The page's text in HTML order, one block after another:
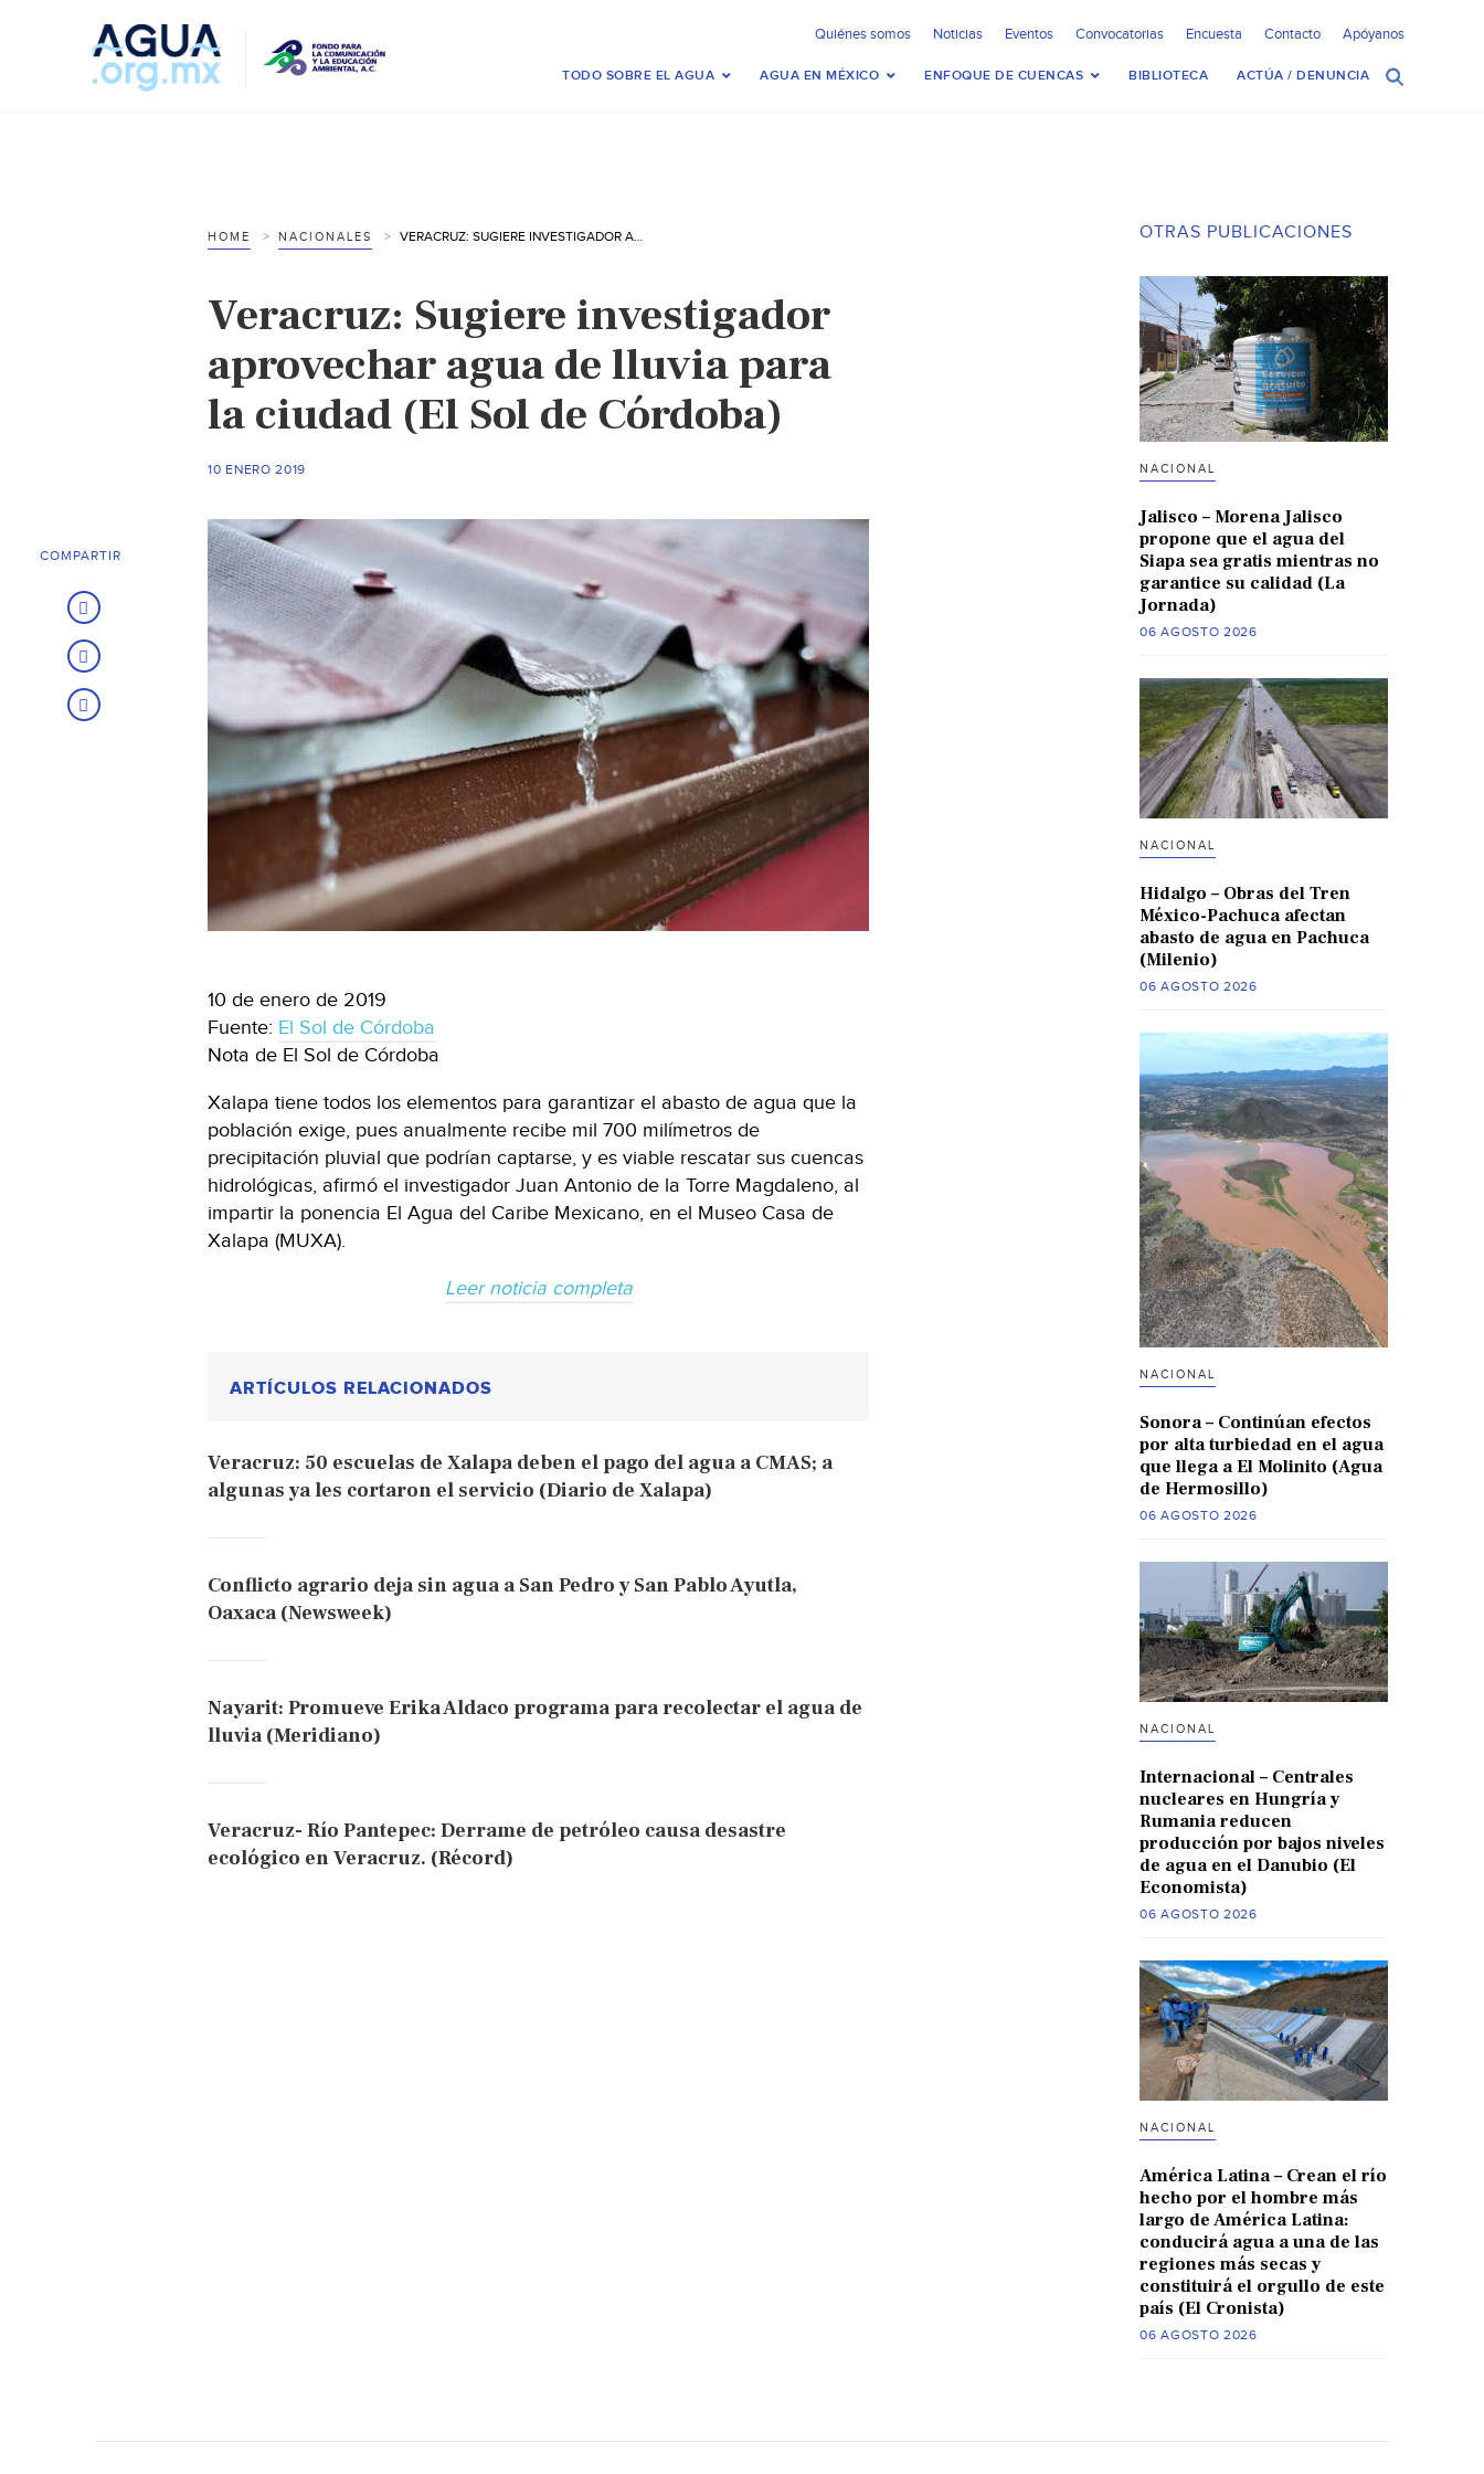
Quiénes somos Noticias Eventos Convocatorias Encuesta Contacto Apóyanos
TODO SOBRE EL AGUA AGUA EN MÉXICO ENFOQUE DE CUENCAS BIBLIOTECA ACTÚA / DENUNCIA
HOME NACIONALES VERACRUZ: SUGIERE INVESTIGADOR APROVECHAR AGUA DE LLUVIA PARA LA CIUDAD (EL SOL DE CÓRDOBA)
Veracruz: Sugiere investigador
aprovechar agua de lluvia para
la ciudad (El Sol de Córdoba)
10 ENERO 2019
10 de enero de 2019
Fuente: El Sol de Córdoba
Nota de El Sol de Córdoba
Xalapa tiene todos los elementos para garantizar el abasto de agua que la
población exige, pues anualmente recibe mil 700 milímetros de
precipitación pluvial que podrían captarse, y es viable rescatar sus cuencas
hidrológicas, afirmó el investigador Juan Antonio de la Torre Magdaleno, al
impartir la ponencia El Agua del Caribe Mexicano, en el Museo Casa de
Xalapa (MUXA).
Leer noticia completa
ARTÍCULOS RELACIONADOS
Veracruz: 50 escuelas de Xalapa deben el pago del agua a CMAS; a
algunas ya les cortaron el servicio (Diario de Xalapa)
Conflicto agrario deja sin agua a San Pedro y San Pablo Ayutla,
Oaxaca (Newsweek)
Nayarit: Promueve Erika Aldaco programa para recolectar el agua de
lluvia (Meridiano)
Veracruz- Río Pantepec: Derrame de petróleo causa desastre
ecológico en Veracruz. (Récord)
COMPARTIR
OTRAS PUBLICACIONES
NACIONAL
Jalisco – Morena Jalisco
propone que el agua del
Siapa sea gratis mientras no
garantice su calidad (La
Jornada)
06 AGOSTO 2026
NACIONAL
Hidalgo – Obras del Tren
México-Pachuca afectan
abasto de agua en Pachuca
(Milenio)
06 AGOSTO 2026
NACIONAL
Sonora – Continúan efectos
por alta turbiedad en el agua
que llega a El Molinito (Agua
de Hermosillo)
06 AGOSTO 2026
NACIONAL
Internacional – Centrales
nucleares en Hungría y
Rumania reducen
producción por bajos niveles
de agua en el Danubio (El
Economista)
06 AGOSTO 2026
NACIONAL
América Latina – Crean el río
hecho por el hombre más
largo de América Latina:
conducirá agua a una de las
regiones más secas y
constituirá el orgullo de este
país (El Cronista)
06 AGOSTO 2026